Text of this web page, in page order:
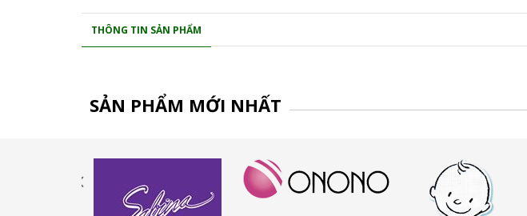
THÔNG TIN SẢN PHẨM
SẢN PHẨM MỚI NHẤT